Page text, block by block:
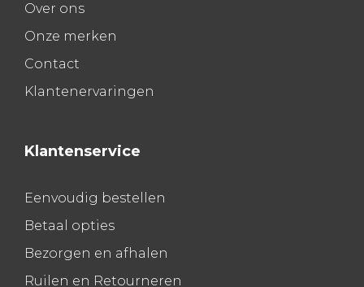
Over ons
Onze merken
Contact
Klantenervaringen
Klantenservice
Eenvoudig bestellen
Betaal opties
Bezorgen en afhalen
Ruilen en Retourneren